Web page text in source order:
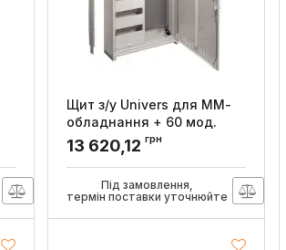
Щит з/у Univers для ММ-
обладнання + 60 мод.
800x550x160мм, Hager
FWB52K1
13 620,12 грн
Під замовлення,
термін поставки уточнюйте